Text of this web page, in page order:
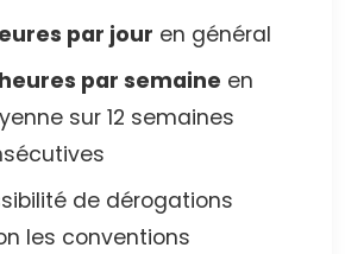
par jour en général
par semaine en
sur 12 semaines
de dérogations
les conventions